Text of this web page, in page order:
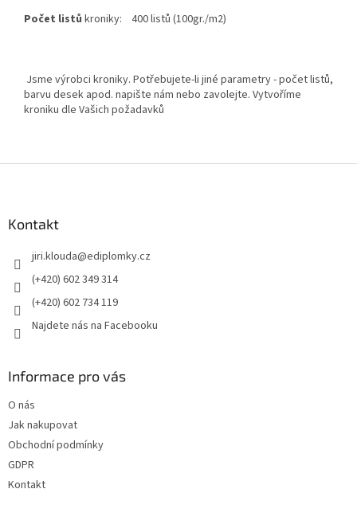
Počet listů kroniky: 400 listů (100gr./m2)
Jsme výrobci kroniky. Potřebujete-li jiné parametry - počet listů,
barvu desek apod. napište nám nebo zavolejte. Vytvoříme
kroniku dle Vašich požadavků
Kontakt
jiri.klouda@ediplomky.cz
(+420) 602 349 314
(+420) 602 734 119
Najdete nás na Facebooku
Informace pro vás
O nás
Jak nakupovat
Obchodní podmínky
GDPR
Kontakt